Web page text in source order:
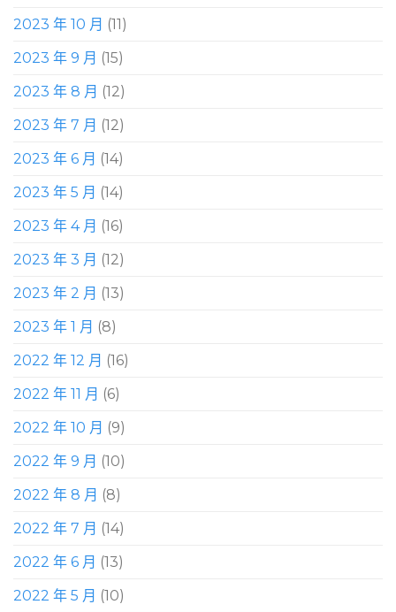
2023 年 10 月 (11)
2023 年 9 月 (15)
2023 年 8 月 (12)
2023 年 7 月 (12)
2023 年 6 月 (14)
2023 年 5 月 (14)
2023 年 4 月 (16)
2023 年 3 月 (12)
2023 年 2 月 (13)
2023 年 1 月 (8)
2022 年 12 月 (16)
2022 年 11 月 (6)
2022 年 10 月 (9)
2022 年 9 月 (10)
2022 年 8 月 (8)
2022 年 7 月 (14)
2022 年 6 月 (13)
2022 年 5 月 (10)